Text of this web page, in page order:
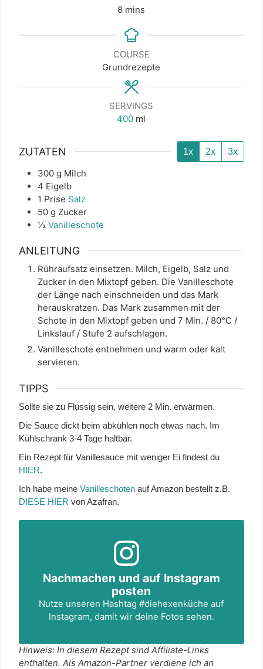
8minutes
mins
COURSE
Grundrezepte
SERVINGS
400 ml
ZUTATEN 1x 2x 3x
300 g Milch
4 Eigelb
1 Prise Salz
50 g Zucker
½ Vanilleschote
ANLEITUNG
Rühraufsatz einsetzen. Milch, Eigelb, Salz und
Zucker in den Mixtopf geben. Die Vanilleschote
der Länge nach einschneiden und das Mark
herauskratzen. Das Mark zusammen mit der
Schote in den Mixtopf geben und 7 Min. / 80°C /
Linkslauf / Stufe 2 aufschlagen.
Vanilleschote entnehmen und warm oder kalt
servieren.
TIPPS
Sollte sie zu Flüssig sein, weitere 2 Min. erwärmen.
Die Sauce dickt beim abkühlen noch etwas nach. Im
Kühlschrank 3-4 Tage haltbar.
Ein Rezept für Vanillesauce mit weniger Ei findest du
HIER.
Ich habe meineVanilleschoten auf Amazon bestellt z.B.
DIESE HIER von Azafran.
Nachmachen und auf Instagram
posten
Nutze unseren Hashtag#diehexenküche auf
Instagram, damit wir deine Fotos sehen.
Hinweis: In diesem Rezept sind Affiliate-Links
enthalten. Als Amazon-Partner verdiene ich an